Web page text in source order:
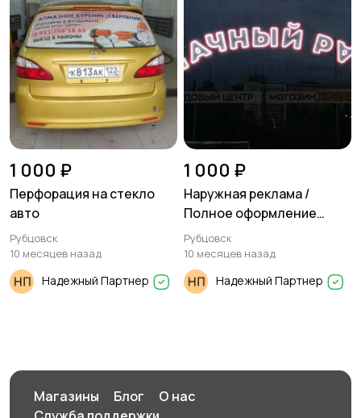
1 000 ₽
Перфорация на стекло
авто
Рубцовск
10 месяцев назад
Надежный Партнер
1 000 ₽
Наружная реклама /
Полное оформление
торговой точки
Рубцовск
10 месяцев назад
Надежный Партнер
Магазины Блог
О нас